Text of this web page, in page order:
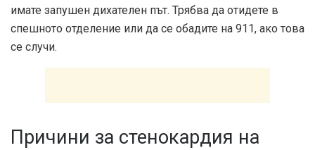
имате запушен дихателен път. Трябва да отидете в
спешното отделение или да се обадите на 911, ако това
се случи.
Причини за стенокардия на